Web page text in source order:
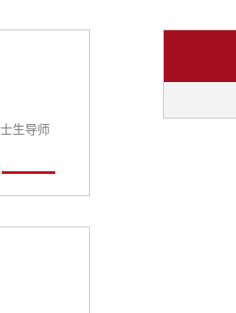
生导师